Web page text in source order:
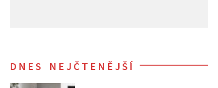
DNES NEJČTENĚJŠÍ